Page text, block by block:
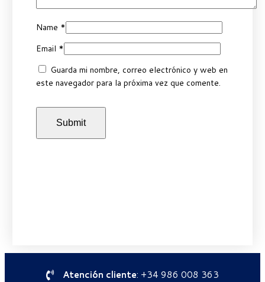
Name *
Email *
Guarda mi nombre, correo electrónico y web en
este navegador para la próxima vez que comente.
Atención cliente: +34 986 008 363